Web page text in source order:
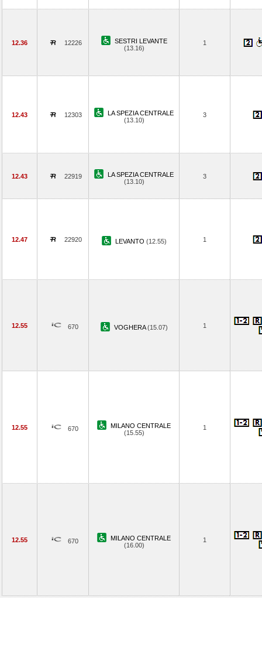
12.36 12226
SESTRI LEVANTE
(13.16)
1
12.43 12303
LA SPEZIA CENTRALE
(13.10)
3
12.43 22919
LA SPEZIA CENTRALE
(13.10)
3
12.47 22920 LEVANTO (12.55) 1
12.55 670 VOGHERA(15.07) 1
12.55 670
MILANO CENTRALE
(15.55)
1
12.55 670
MILANO CENTRALE
(16.00)
1